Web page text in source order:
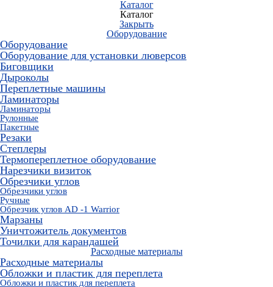
Каталог
Каталог
Закрыть
Оборудование
Оборудование
Оборудование для установки люверсов
Биговщики
Дыроколы
Переплетные машины
Ламинаторы
Ламинаторы
Рулонные
Пакетные
Резаки
Степлеры
Термопереплетное оборудование
Нарезчики визиток
Обрезчики углов
Обрезчики углов
Ручные
Обрезчик углов AD -1 Warrior
Марзаны
Уничтожитель документов
Точилки для карандашей
Расходные материалы
Расходные материалы
Обложки и пластик для переплета
Обложки и пластик для переплета